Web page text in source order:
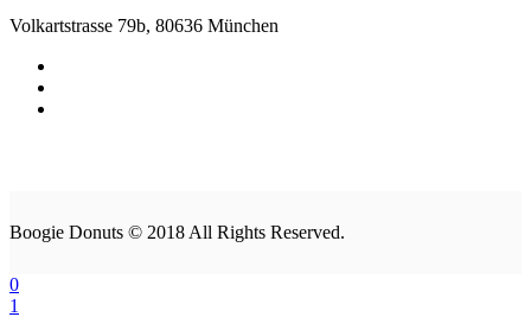
Volkartstrasse 79b, 80636 München
Boogie Donuts © 2018 All Rights Reserved.
0
1